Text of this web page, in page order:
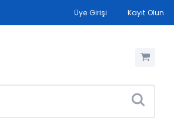
Üye Girişi Kayıt Olun